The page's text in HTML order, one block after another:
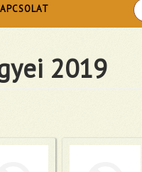
...
2019